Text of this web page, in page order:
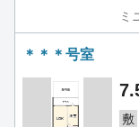
ミ
＊＊＊号室
敷